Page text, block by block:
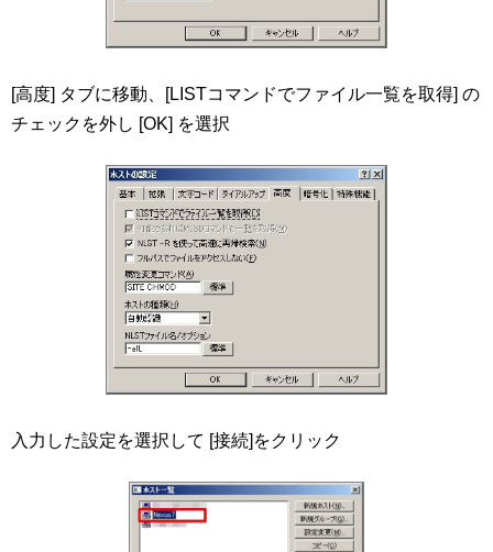
[高度] タブに移動、[LISTコマンドでファイル一覧を取得] の
チェックを外し [OK] を選択
入力した設定を選択して [接続]をクリック